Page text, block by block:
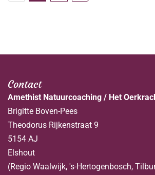
Contact
Amethist Natuurcoaching / Het
Brigitte Boven-Pees
Theodorus Rijkenstraat 9
5154 AJ
Elshout
(Regio Waalwijk, 's-Hertogenbosch,